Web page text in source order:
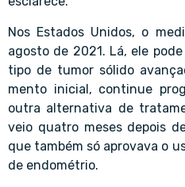
Nos Estados Unidos, o
agosto de 2021. Lá, ele
tipo de tumor sólido
mento inicial, continue
outra alternativa de
veio quatro meses depois
que também só aprovava o
de endométrio.